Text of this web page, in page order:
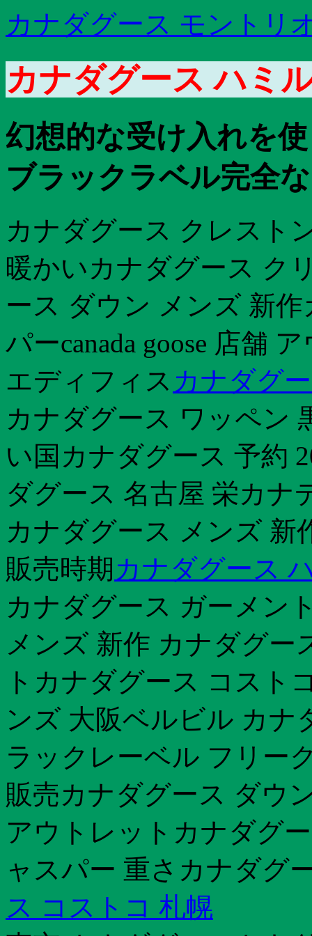
カナダグース モントリ
カナダグース ハミ
幻想的な受け入れを
ブラックラベル完全
カナダグース クレスト
暖かいカナダグース ク
ース ダウン メンズ 新
パーcanada goose 店舗
エディフィス カナダグ
カナダグース ワッペン
い国カナダグース 予約
ダグース 名古屋 栄カナ
カナダグース メンズ 新
販売時期 カナダグース
カナダグース ガーメン
メンズ 新作 カナダグ
トカナダグース コスト
ンズ 大阪ベルビル カナ
ラックレーベル フリー
販売カナダグース ダウ
アウトレットカナダグ
ャスパー 重さカナダグ
ス コストコ 札幌